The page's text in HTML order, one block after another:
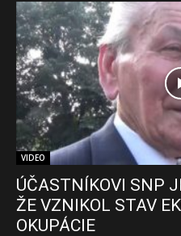
VIDEO
ÚČASTNÍKOVI SNP
ŽE VZNIKOL STAV
OKUPÁCIE